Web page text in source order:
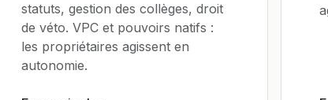
statuts, gestion des collèges, droit
de véto. VPC et pouvoirs natifs :
les propriétaires agissent en
autonomie.